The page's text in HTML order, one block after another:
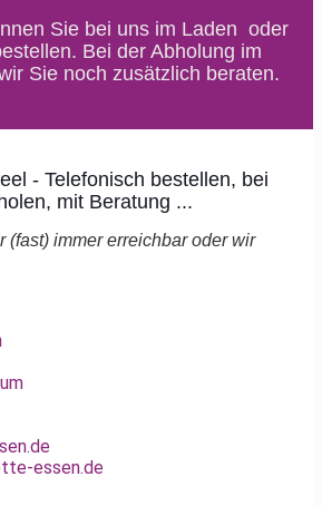
Sie bei uns im Laden oder
Bei der Abholung im
Sie noch zusätzlich beraten.
- Telefonisch bestellen, bei
mit Beratung ...
(fast) immer erreichbar oder wir
essen.de